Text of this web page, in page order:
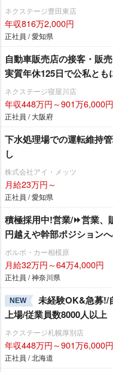
ネクステージ豊田東店
年収816万2,000円
正社員 / 愛知県
自動車販売店の接客・販
実質年休125日で公私と
ネクステージ寝屋川店
年収448万円～901万6,000円
正社員 / 大阪府
下水処理場での運転維持
し
株式会社アイ・メッツ
月給23万円～
正社員 / 愛知県
積極採用中!営業/⏩️営業、
円越えや幹部ポジション
ボルボ・カー相模原
月給32万円～64万4,000円
正社員 / 神奈川県
NEW
未経験OK&急募!/
上場/従業員数8000人以上
ネクステージ札幌厚別店
年収448万円～901万6,000円
正社員 / 北海道